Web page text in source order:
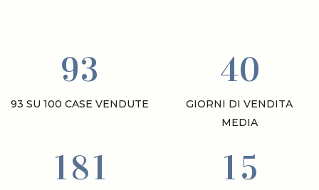
93
93 SU 100 CASE VENDUTE
40
GIORNI DI VENDITA
MEDIA
181 15